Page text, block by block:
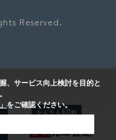
Reserved.
無 料売却査定
、サービス向上検討を目的と
をご確認ください。